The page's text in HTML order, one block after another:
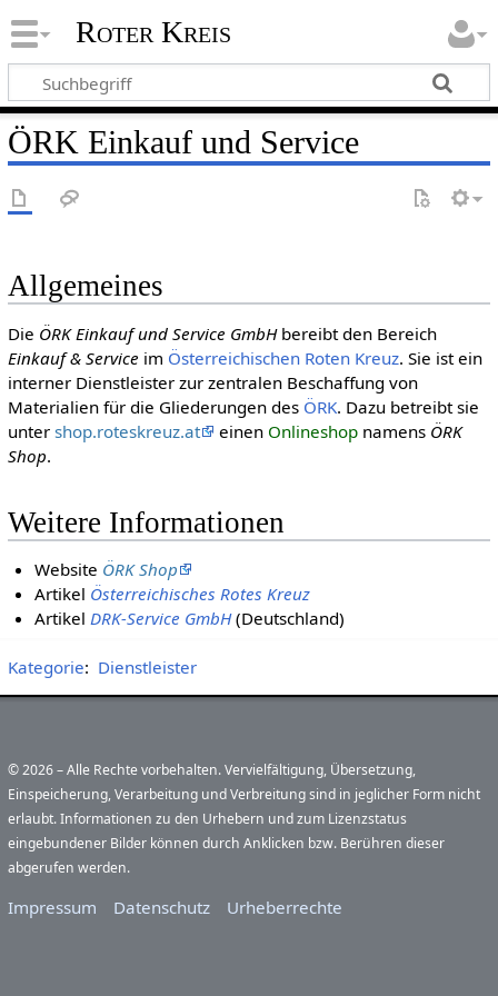
Roter Kreis
ÖRK Einkauf und Service
Allgemeines
Die ÖRK Einkauf und Service GmbHbereibt den Bereich
Einkauf & Service im Öster­reichi­schen Roten Kreuz. Sie ist ein
interner Dienstleister zur zentralen Beschaffung von
Materialien für die Gliederungen des ÖRK. Dazu betreibt sie
unter shop.roteskreuz.at einen Onlineshopnamens ÖRK
Shop.
Weitere Informationen
Website ÖRK Shop
Artikel Österreichisches Rotes Kreuz
ArtikelDRK-Service GmbH(Deutschland)
Kategorie: Dienstleister
© 2026 – Alle Rechte vorbehalten. Vervielfältigung, Übersetzung,
Einspeicherung, Verarbeitung und Verbreitung sind in jeglicher Form nicht
erlaubt. Informationen zu den Urhebern und zum Lizenzstatus
eingebundener Bilder können durch Anklicken bzw. Berühren dieser
abgerufen werden.
Impressum Datenschutz Urheberrechte